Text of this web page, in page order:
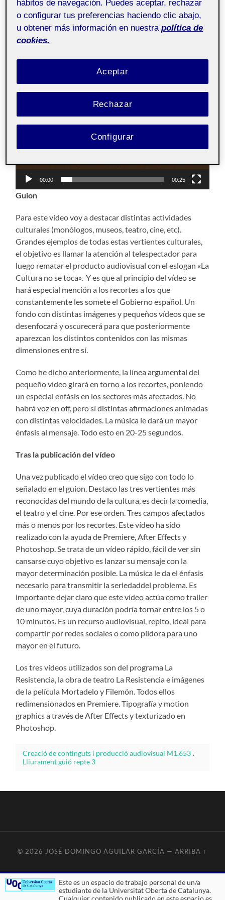
9 ENERO, 2022 / 1 COMENTARIO
Creació de continguts
Reproductor
de
00:00 00:25
Guion
Para este vídeo voy a destacar distintas actividades
culturales (monólogos, museos, teatro, cine, etc).
Grandes ejemplos de todas estas vertientes culturales,
el objetivo es llamar la atención al telespectador para
luego rematar el producto audiovisual con el eslogan «La
Cultura no se toca». Y es que al principio del vídeo se
hará especial mención a los recortes a los que
constantemente les somete el Gobierno español. Un
fondo con distintas imágenes y pequeños vídeos que se
desenfocará y oscurecerá para que posteriormente
aparezcan los distintos contenidos con las mismas
dimensiones entre sí.
Como he dicho anteriormente, la línea argumental del
pequeño vídeo girará en torno a los recortes, poniendo
un especial enfásis en los sectores más afectados. No
habrá voz en off, pero sí distintas afirmaciones animadas
con distintas velocidades. La música le dará un mayor
énfasis al mensaje. Todo esto en 20-25 segundos.
Tras la publicación del vídeo
Una vez publicado el vídeo creo que sigo con todo lo
señalado en el guion. Destaco las tres vertientes más
reconocidas del mundo de la cultura, es decir la comedia,
el teatro y el cine. Por ese orden. Tres campos afectados
más o menos por los recortes. Este vídeo ha sido
realizado con la ayuda de Premiere, After Effects y
Photoshop. Se trata de un vídeo rápido, fácil de ver sin
cansarse cuyo objetivo es lanzar su mensaje con la
mayor determinación posible. La música le da el énfasis
necesario para transmitir la seriedaddel problema. Es
importante dejar claro que este vídeo actúa como trailer
de uno mayor, cuya duración podría tornar entre los 5 o
10 minutos. Es un recurso audiovisual, repito, ideal para
compartir por redes sociales o como píldora para uno
mayor en el futuro.
Los tres vídeos utilizados son del programa La
Resistencia, la obra de teatro La Resistencia e imágenes
de la película Mortadelo y Filemón. Todos ellos
redimensionados en Premiere. Tipografía y motion
graphics a través de After Effects y texturizado en
Photoshop.
Creació de continguts i producció audiovisual M1.653 .
Lliurament guió repte 3
© 2026 JOSÉ DOMINGO AGUILAR GARCÍA —ARRIBA ↑
Este es un espacio de trabajo personal de un/a
estudiante de la Universitat Oberta de Catalunya.
Cualquier contenido publicado en este espacio es
hábitos de navegación. Puedes aceptar, rechazar
o configurar tus preferencias haciendo clic abajo,
u obtener más información en nuestra política de
cookies.
Rechazar
Aceptar
Configurar